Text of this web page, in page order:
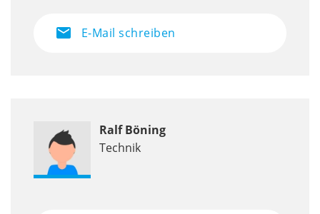
mail E-Mail schreiben
Ralf Böning
Technik